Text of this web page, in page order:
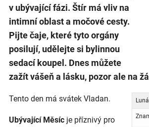
v ubývající fázi. Štír má vliv na
intimní oblast a močové cesty.
Pijte čaje, které tyto orgány
posilují, udělejte si bylinnou
sedací koupel. Dnes můžete
zažít vášeň a lásku, pozor ale na
Tento den má svátek Vladan.
Ubývající Měsíc je příznivý pro